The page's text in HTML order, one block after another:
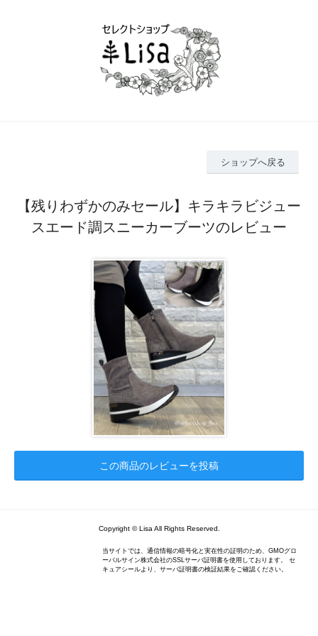
ショップへ戻る
【残りわずかのみセール】キラキラビジュー
スエード調スニーカーブーツのレビュー
この商品のレビューを投稿
Copyright © Lisa All Rights Reserved.
当サイトでは、通信情報の暗号化と実在性の証明のため、GMOグロ
ーバルサイン株式会社のSSLサーバ証明書を使用しております。 セ
キュアシールより、サーバ証明書の検証結果をご確認ください。